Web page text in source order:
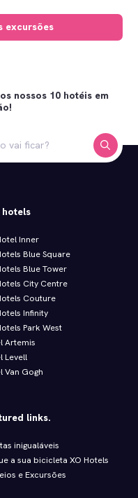
excursões
nossos 10 hotéis em
hotels
Inner
Blue Square
Blue Tower
City Centre
Couture
Infinity
Park West
Artemis
Levell
Van Gogh
links.
inigualáveis
a sua bicicleta XO Hotels
e Excursões